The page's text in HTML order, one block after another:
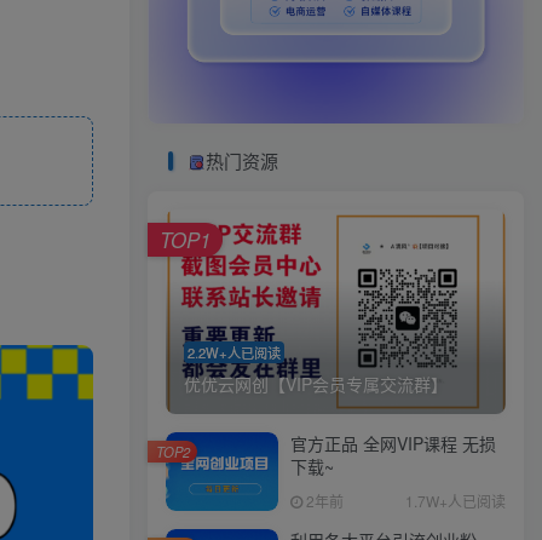
热门资源
2.2W+人已阅读
优优云网创【VIP会员专属交流群】
TOP1
官方正品 全网VIP课程 无损
下载~
2年前 1.7W+人已阅读
TOP2